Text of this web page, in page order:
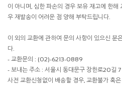
이 아니며, 심한 파손의 경우 보유 재고에 한
우 재발송이 어려운 점 양해 부탁드립니다.
이 외의 교환에 관하여 문의 사항이 있으신 분
다.
- 교환문의 : (02)-6213-0889
- 보내는 주소 : 서울시 동대문구 장한로20길
사전 교환신청없이 배송할 경우, 교환불가 혹